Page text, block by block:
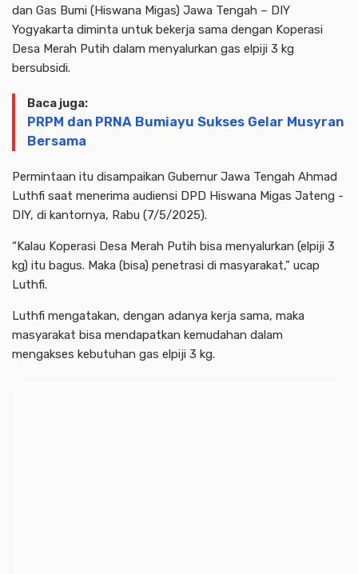
dan Gas Bumi (Hiswana Migas) Jawa Tengah – DIY
Yogyakarta diminta untuk bekerja sama dengan Koperasi
Desa Merah Putih dalam menyalurkan gas elpiji 3 kg
bersubsidi.
Baca juga:
PRPM dan PRNA Bumiayu Sukses Gelar Musyran
Bersama
Permintaan itu disampaikan Gubernur Jawa Tengah Ahmad
Luthfi saat menerima audiensi DPD Hiswana Migas Jateng -
DIY, di kantornya, Rabu (7/5/2025).
“Kalau Koperasi Desa Merah Putih bisa menyalurkan (elpiji 3
kg) itu bagus. Maka (bisa) penetrasi di masyarakat,” ucap
Luthfi.
Luthfi mengatakan, dengan adanya kerja sama, maka
masyarakat bisa mendapatkan kemudahan dalam
mengakses kebutuhan gas elpiji 3 kg.